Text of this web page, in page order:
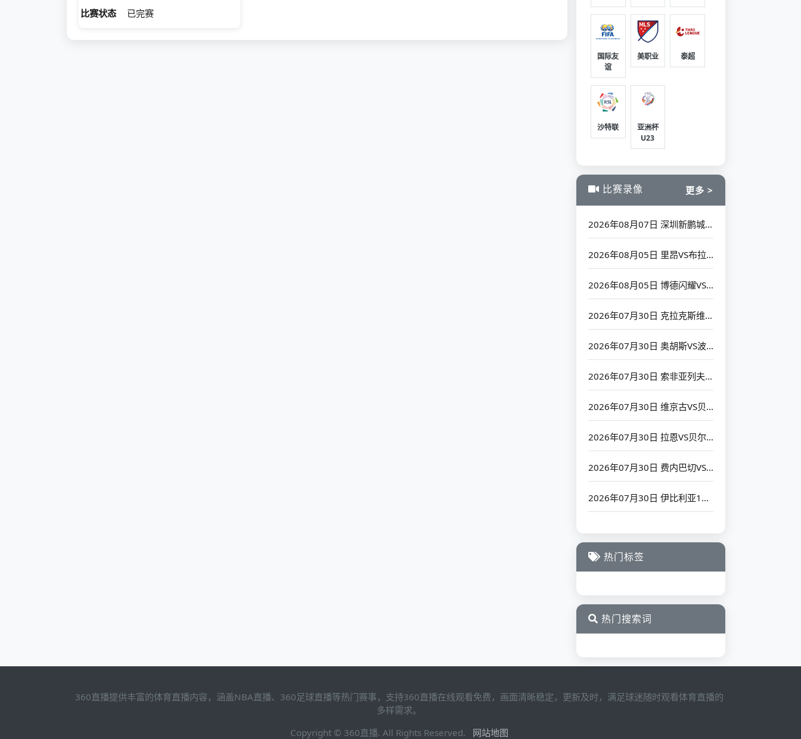
比赛状态 已完赛
国际友
谊
美职业 泰超
沙特联
亚洲杯
U23
比赛录像 更多 >
2026年08月07日 深圳新鹏城VS北京国安_全场录像【高清回放】
2026年08月05日 里昂VS布拉格斯巴达_全场录像【高清回放】
2026年08月05日 博德闪耀VS圣吉罗斯_全场录像【高清回放】
2026年07月30日 克拉克斯维克VS考诺萨基列斯_全场录像【高清回放】
2026年07月30日 奥胡斯VS波兹南莱赫_全场录像【高清回放】
2026年07月30日 索非亚列夫斯基VS克拉约瓦大学_全场录像【高清回放】
2026年07月30日 维京古VS贝夏普尔_全场录像【高清回放】
2026年07月30日 拉恩VS贝尔格莱德红星_全场录像【高清回放】
2026年07月30日 费内巴切VS扎布热矿工_全场录像【高清回放】
2026年07月30日 伊比利亚1999VS布拉迪斯拉发_全场录像【高清回放】
热门标签
热门搜索词
360直播提供丰富的体育直播内容，涵盖NBA直播、360足球直播等热门赛事，支持360直播在线观看免费，画面清晰稳定，更新及时，满足球迷随时观看体育直播的
多样需求。
Copyright © 360直播. All Rights Reserved. 网站地图